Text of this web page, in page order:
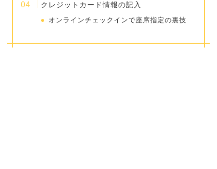
クレジットカード情報の記入
オンラインチェックインで座席指定の裏技